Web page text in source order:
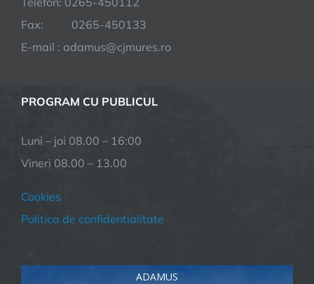
Fax: 0265-450133
E-mail : adamus@cjmures.ro
PROGRAM CU PUBLICUL
Luni – joi 08.00 – 16:00
Vineri 08.00 – 13.00
Cookies
Politica de confidentialitate
ADAMUS